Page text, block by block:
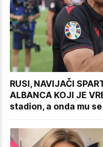
RUSI, NAVIJAČI
ALBANCA KOJI JE
stadion, a onda mu